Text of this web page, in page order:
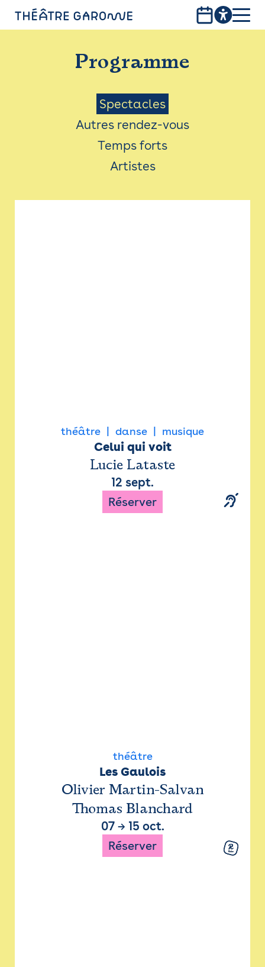
PROGRAMME
INFOS PRATIQUES
AVEC LES PUBLICS
ACCESSIBILITÉ
LES PRODUCTIONS
Programme
Menu
Saison
Spectacles
Autres rendez-vous
Temps forts
Artistes
théâtre danse musique
Celui qui voit
Lucie Lataste
12 sept.
Réserver
théâtre
Les Gaulois
Olivier Martin-Salvan
Thomas Blanchard
07→ 15 oct.
Réserver